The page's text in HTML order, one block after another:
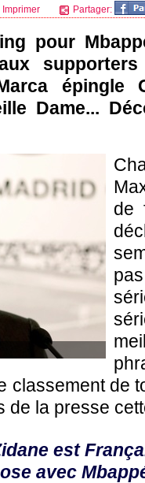
Imprimer Partager:
pour
épingle
Dame...
de
classement de
de la presse
est
avec